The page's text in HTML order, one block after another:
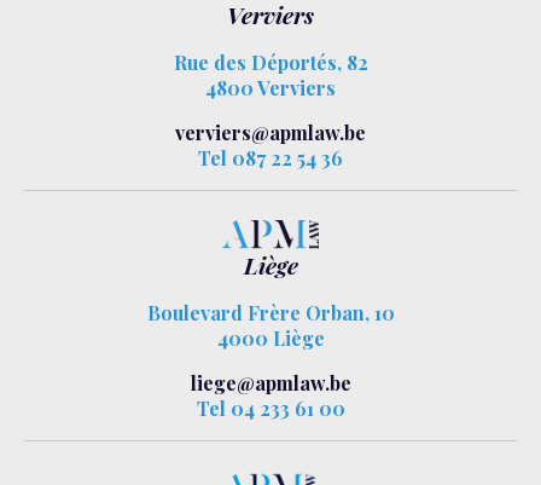
Verviers
Rue des Déportés, 82
4800 Verviers
verviers@apmlaw.be
Tel 087 22 54 36
Liège
Boulevard Frère Orban, 10
4000 Liège
liege@apmlaw.be
Tel 04 233 61 00